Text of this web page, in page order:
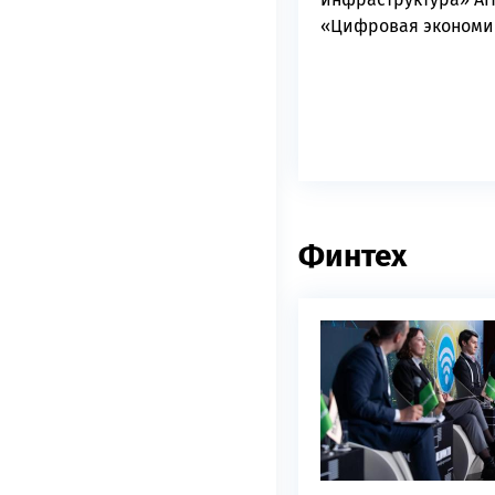
«Цифровая
Финтех